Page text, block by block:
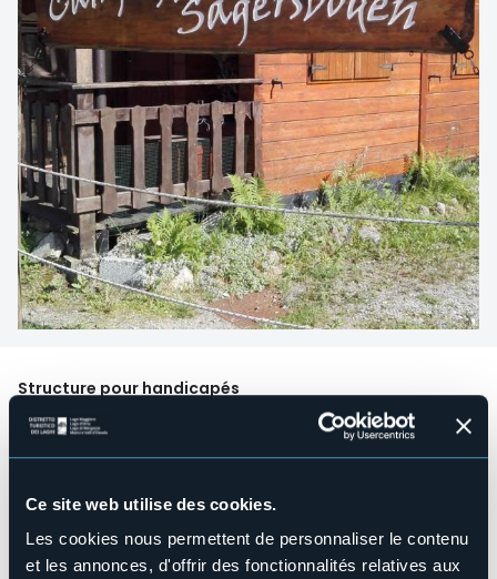
Ce site web utilise des cookies.
Les cookies nous permettent de personnaliser le contenu
et les annonces, d'offrir des fonctionnalités relatives aux
Structure pour handicapés
Wellness
No
Salles de conférences
No
Piscine
No